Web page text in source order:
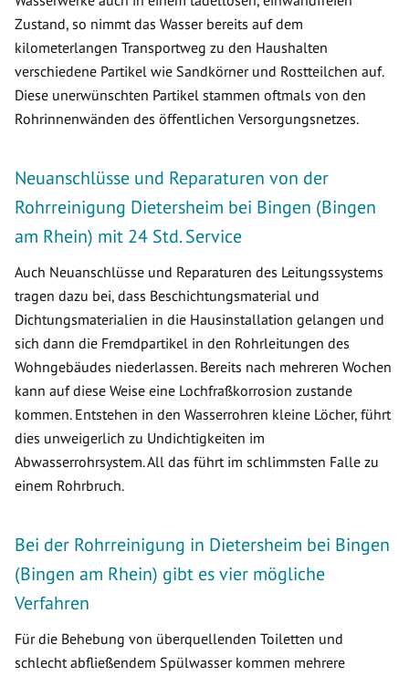
Zustand, so nimmt das Wasser bereits auf dem
kilometerlangen Transportweg zu den Haushalten
verschiedene Partikel wie Sandkörner und Rostteilchen auf.
Diese unerwünschten Partikel stammen oftmals von den
Rohrinnenwänden des öffentlichen Versorgungsnetzes.
Neuanschlüsse und Reparaturen von der
Rohrreinigung Dietersheim bei Bingen (Bingen
am Rhein) mit 24 Std. Service
Auch Neuanschlüsse und Reparaturen des Leitungssystems
tragen dazu bei, dass Beschichtungsmaterial und
Dichtungsmaterialien in die Hausinstallation gelangen und
sich dann die Fremdpartikel in den Rohrleitungen des
Wohngebäudes niederlassen. Bereits nach mehreren Wochen
kann auf diese Weise eine Lochfraßkorrosion zustande
kommen. Entstehen in den Wasserrohren kleine Löcher, führt
dies unweigerlich zu Undichtigkeiten im
Abwasserrohrsystem. All das führt im schlimmsten Falle zu
einem Rohrbruch.
Bei der Rohrreinigung in Dietersheim bei Bingen
(Bingen am Rhein) gibt es vier mögliche
Verfahren
Für die Behebung von überquellenden Toiletten und
schlecht abfließendem Spülwasser kommen mehrere